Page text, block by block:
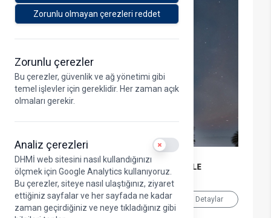
Zorunlu olmayan çerezleri reddet
Zorunlu çerezler
Bu çerezler, güvenlik ve ağ yönetimi gibi
temel işlevler için gereklidir. Her zaman açık
olmaları gerekir.
Analiz çerezleri Use setting
DHMİ web sitesini nasıl kullandığınızı
ölçmek için Google Analytics kullanıyoruz.
Bu çerezler, siteye nasıl ulaştığınız, ziyaret
ettiğiniz sayfalar ve her sayfada ne kadar
zaman geçirdiğiniz ve neye tıkladığınız gibi
TURİZMİN BAŞKENTİNE SEMBOL KULE
05.08.2026 Detaylar